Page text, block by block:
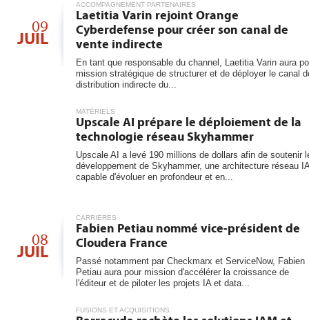
Trimestriels IBM : L'activité
les...
09
JUIL
ACCOMPAGNEMENT PARTENAIRES
Laetitia Varin rejoint Orange
Cyberdefense pour créer son canal de
vente indirecte
En tant que responsable du channel, Laetitia Varin aura
mission stratégique de structurer et de déployer le canal
distribution indirecte du...
MATÉRIELS
Upscale AI prépare le déploiement de la
technologie réseau Skyhammer
Upscale AI a levé 190 millions de dollars afin de soutenir
développement de Skyhammer, une architecture réseau IA
capable d'évoluer en profondeur et en...
08
JUIL
CARRIÈRES
Fabien Petiau nommé vice-président de
Cloudera France
Passé notamment par Checkmarx et ServiceNow, Fabien
Petiau aura pour mission d'accélérer la croissance de
l'éditeur et de piloter les projets IA et data...
FUSIONS ET ACQUISITIONS